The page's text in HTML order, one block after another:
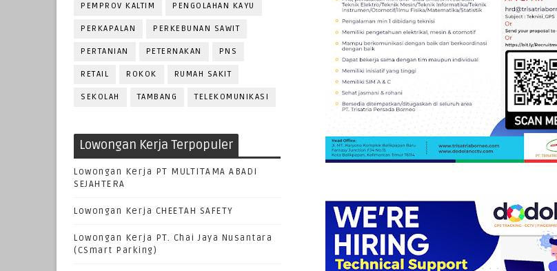
PEMPROV KALTIM PENGOLAHAN KAYU
PERKAPALAN PERKEBUNAN SAWIT
PERTANIAN PETERNAKAN PNS
RETAIL ROKOK RUMAH SAKIT
SEKOLAH TAMBANG TELEKOMUNIKASI
Lowongan Kerja Terpopuler
Lowongan Kerja PT MULTITAMA ABADI
SEJAHTERA
Lowongan Kerja CHEETAH SAFETY
Lowongan Kerja PT. Chai Jaya Nusantara
(CSmart Parking)